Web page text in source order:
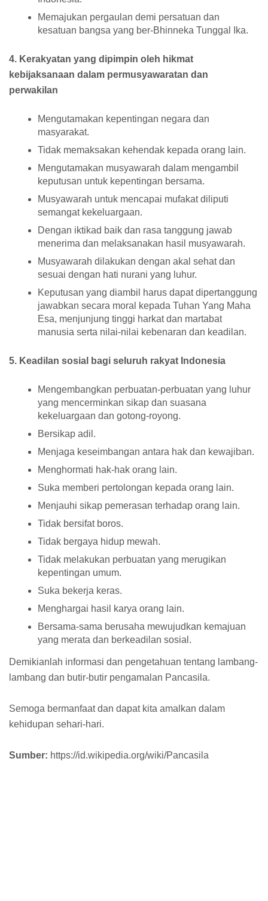
Memajukan pergaulan demi persatuan dan
kesatuan bangsa yang ber-Bhinneka Tunggal Ika.
4. Kerakyatan yang dipimpin oleh hikmat
kebijaksanaan dalam permusyawaratan dan
perwakilan
Mengutamakan kepentingan negara dan
masyarakat.
Tidak memaksakan kehendak kepada orang lain.
Mengutamakan musyawarah dalam mengambil
keputusan untuk kepentingan bersama.
Musyawarah untuk mencapai mufakat diliputi
semangat kekeluargaan.
Dengan iktikad baik dan rasa tanggung jawab
menerima dan melaksanakan hasil musyawarah.
Musyawarah dilakukan dengan akal sehat dan
sesuai dengan hati nurani yang luhur.
Keputusan yang diambil harus dapat dipertanggung
jawabkan secara moral kepada Tuhan Yang Maha
Esa, menjunjung tinggi harkat dan martabat
manusia serta nilai-nilai kebenaran dan keadilan.
5. Keadilan sosial bagi seluruh rakyat Indonesia
Mengembangkan perbuatan-perbuatan yang luhur
yang mencerminkan sikap dan suasana
kekeluargaan dan gotong-royong.
Bersikap adil.
Menjaga keseimbangan antara hak dan kewajiban.
Menghormati hak-hak orang lain.
Suka memberi pertolongan kepada orang lain.
Menjauhi sikap pemerasan terhadap orang lain.
Tidak bersifat boros.
Tidak bergaya hidup mewah.
Tidak melakukan perbuatan yang merugikan
kepentingan umum.
Suka bekerja keras.
Menghargai hasil karya orang lain.
Bersama-sama berusaha mewujudkan kemajuan
yang merata dan berkeadilan sosial.
Demikianlah informasi dan pengetahuan tentang lambang-
lambang dan butir-butir pengamalan Pancasila.
Semoga bermanfaat dan dapat kita amalkan dalam
kehidupan sehari-hari.
Sumber: https://id.wikipedia.org/wiki/Pancasila